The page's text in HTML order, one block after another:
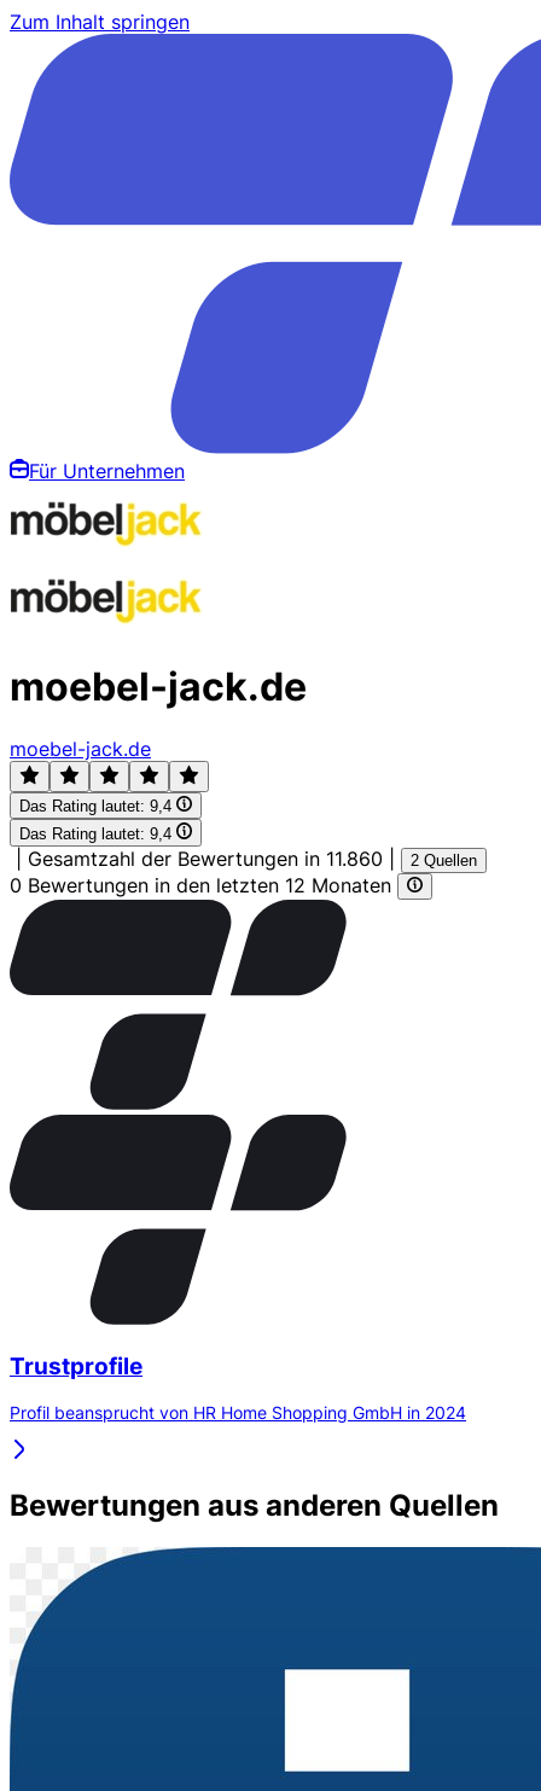
Zum Inhalt springen
Für Unternehmen
moebel-jack.de
moebel-jack.de
Das Rating lautet: 9,4
Das Rating lautet: 9,4
Gesamtzahl der Bewertungen in 11.860 2 Quellen
0 Bewertungen in den letzten 12 Monaten
Trustprofile
Profil beansprucht von HR Home Shopping GmbH in 2024
Bewertungen aus anderen Quellen